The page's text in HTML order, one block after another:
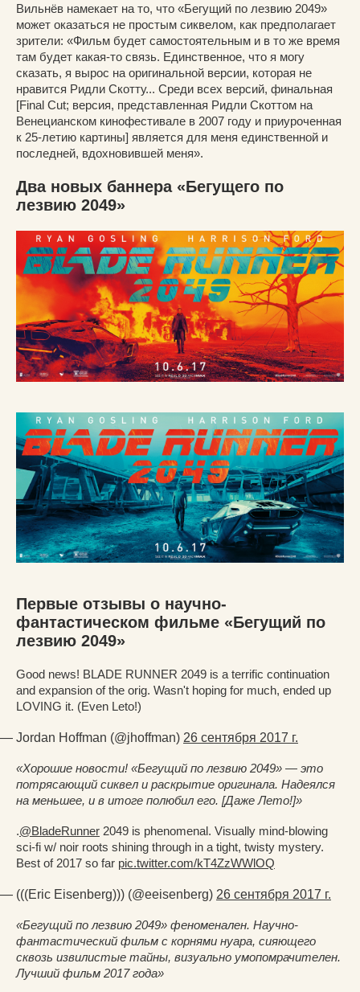
Вильнёв намекает на то, что «Бегущий по лезвию 2049»
может оказаться не простым сиквелом, как предполагает
зрители: «Фильм будет самостоятельным и в то же время
там будет какая-то связь. Единственное, что я могу
сказать, я вырос на оригинальной версии, которая не
нравится Ридли Скотту... Среди всех версий, финальная
[Final Cut; версия, представленная Ридли Скоттом на
Венецианском кинофестивале в 2007 году и приуроченная
к 25-летию картины] является для меня единственной и
последней, вдохновившей меня».
Два новых баннера «Бегущего по
лезвию 2049»
Первые отзывы о научно-
фантастическом фильме «Бегущий по
лезвию 2049»
Good news! BLADE RUNNER 2049 is a terrific continuation
and expansion of the orig. Wasn't hoping for much, ended up
LOVING it. (Even Leto!)
— Jordan Hoffman (@jhoffman) 26 сентября 2017 г.
«Хорошие новости! «Бегущий по лезвию 2049» — это
потрясающий сиквел и раскрытие оригинала. Надеялся
на меньшее, и в итоге полюбил его. [Даже Лето!]»
.@BladeRunner 2049 is phenomenal. Visually mind-blowing
sci-fi w/ noir roots shining through in a tight, twisty mystery.
Best of 2017 so far pic.twitter.com/kT4ZzWWlOQ
— (((Eric Eisenberg))) (@eeisenberg) 26 сентября 2017 г.
«Бегущий по лезвию 2049» феноменален. Научно-
фантастический фильм с корнями нуара, сияющего
сквозь извилистые тайны, визуально умопомрачителен.
Лучший фильм 2017 года»